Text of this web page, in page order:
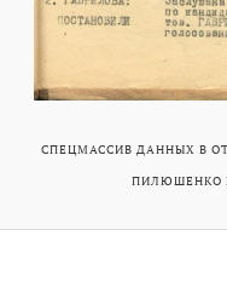
СПЕЦМАССИВ ДАННЫХ В
ПИЛЮШЕНКО